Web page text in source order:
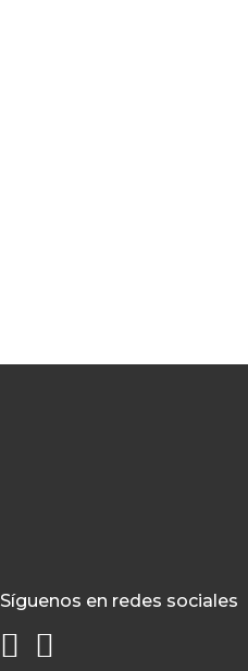
Síguenos en redes sociales